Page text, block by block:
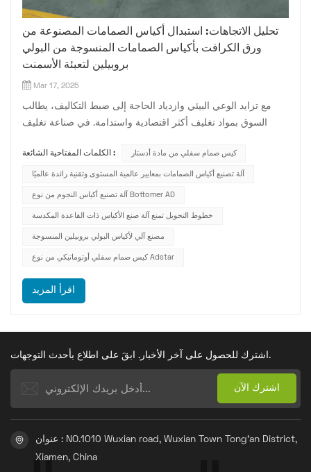
تحليل الاتجاهات: استبدال أكياس الصمامات المصنوعة من
ورق الكرافت بأكياس الصمامات المنسوجة من البولي
بروبيلين لتعبئة الأسمنت
Mar 17, 2025
مع تزايد الوعي البيئي وازدياد الحاجة إلى ضبط التكاليف، يطالب
السوق بمواد تغليف أكثر اقتصادية واستدامة. في صناعة تغليف
الصمامات الخيار الأمثل. إلا أنه مع التطورات التكنولوجية وتغير
متطلبات السوق، أصبحت أكياس البولي بروبيلين المنسوجة ذات
الصمامات بد...
الكلمات المفتاحية الشائعة : كيس صمام سفلي من مادة أدستار
آلة تصنيع أكياس الصمامات بمعايير عالمية المستوى وتقنية رائدة عالميًا
آلة تصنيع أكياس النجوم من نوع Bottomer AD
خطوط التحويل تمنع آلة صنع الأكياس ذات القاعدة المكدسة
مصنع آلي لأكياس البولي بروبيلين المنسوجة
كيس صمام سفلي أوتوماتيكي من نوع Adstar
اقرأ المزيد
اشترك للحصول على آخر الأخبار. ابقَ على اطلاع بأحدث التوجهات.
عنوان : NO.1010 Wuxian road, Wuxian Town Tong'an District,
Xiamen, China